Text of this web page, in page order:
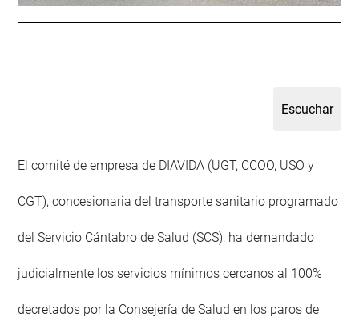
El comité de empresa de DIAVIDA (UGT, CCOO, USO y
CGT), concesionaria del transporte sanitario programado
del Servicio Cántabro de Salud (SCS), ha demandado
judicialmente los servicios mínimos cercanos al 100%
decretados por la Consejería de Salud en los paros de